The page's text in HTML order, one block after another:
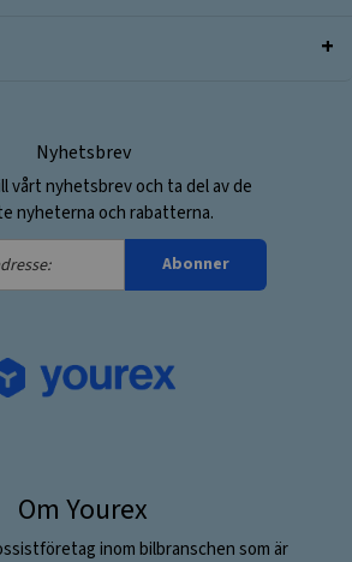
Nyhetsbrev
vårt nyhetsbrev och ta del av de
nyheterna och rabatterna.
Abonner
Om Yourex
inom bilbranschen som är